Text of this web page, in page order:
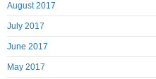
August 2017
July 2017
June 2017
May 2017